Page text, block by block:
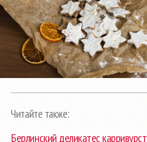
Читайте также:
Берлинский деликатес карривурст